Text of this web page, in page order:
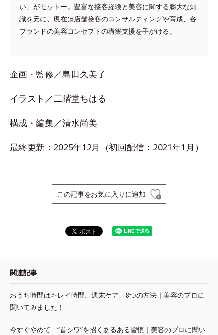
い」がモットー。豊富な接客経験と美容に関する膨大な知
識を元に、現在は店舗接客のコンサルティングや育成、各
ブランドの美容コンセプトの構築支援を手がける。
企画・監修／島田久美子
イラスト／二階堂ちはる
構成・編集／清水尚美
最終更新：2025年12月（初回配信：2021年1月）
この記事をお気に入りに追加
関連記事
おうち時間はキレイ時間。週末ケア、8つの方法｜美容のプロに
聞いてみました！
今すぐやめて！“首シワ”を招くあるある習慣｜美容のプロに聞い